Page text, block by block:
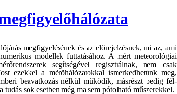
megfigyelésének és az előrejelzésnek, mi az, ami
modellek futtatásához. A mért meteorológiai
segítségével regisztrálnak, nem csak
ezekkel a mérőhálózatokkal ismerkedhetünk meg,
beavatkozás nélkül működik, másrészt pedig fél-
tudás sok esetben még ma sem pótolható műszerekkel.